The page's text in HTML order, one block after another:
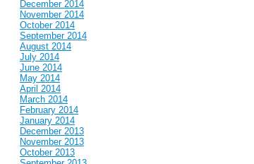
December 2014
November 2014
October 2014
September 2014
August 2014
July 2014
June 2014
May 2014
April 2014
March 2014
February 2014
January 2014
December 2013
November 2013
October 2013